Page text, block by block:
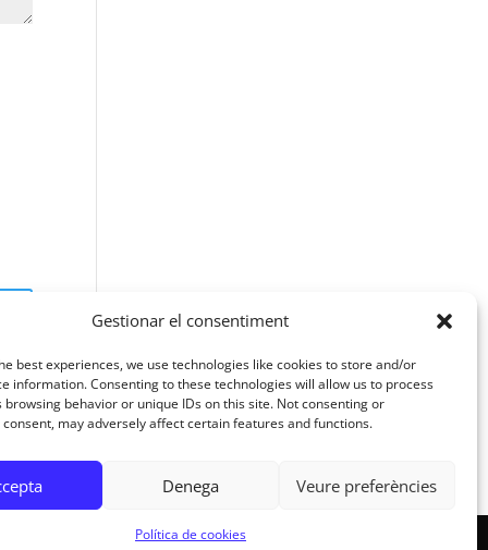
Gestionar el consentiment
best experiences, we use technologies like cookies to store and/or
information. Consenting to these technologies will allow us to process
browsing behavior or unique IDs on this site. Not consenting or
may adversely affect certain features and functions.
Denega Veure preferències
Política de cookies